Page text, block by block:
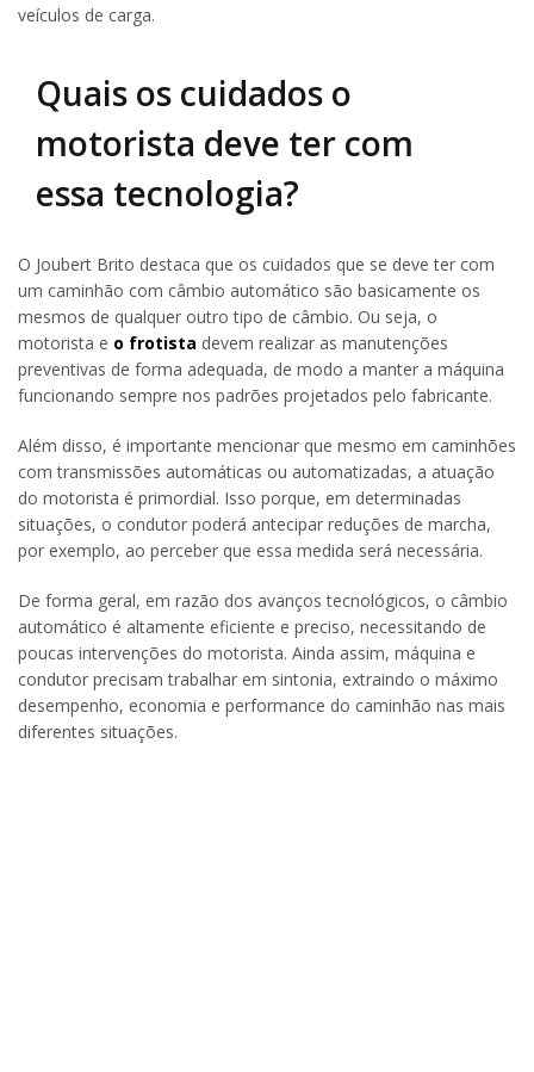
veículos de carga.
Quais os cuidados o
motorista deve ter com
essa tecnologia?
O Joubert Brito destaca que os cuidados que se deve ter com
um caminhão com câmbio automático são basicamente os
mesmos de qualquer outro tipo de câmbio. Ou seja, o
motorista e o frotista devem realizar as manutenções
preventivas de forma adequada, de modo a manter a máquina
funcionando sempre nos padrões projetados pelo fabricante.
Além disso, é importante mencionar que mesmo em caminhões
com transmissões automáticas ou automatizadas, a atuação
do motorista é primordial. Isso porque, em determinadas
situações, o condutor poderá antecipar reduções de marcha,
por exemplo, ao perceber que essa medida será necessária.
De forma geral, em razão dos avanços tecnológicos, o câmbio
automático é altamente eficiente e preciso, necessitando de
poucas intervenções do motorista. Ainda assim, máquina e
condutor precisam trabalhar em sintonia, extraindo o máximo
desempenho, economia e performance do caminhão nas mais
diferentes situações.